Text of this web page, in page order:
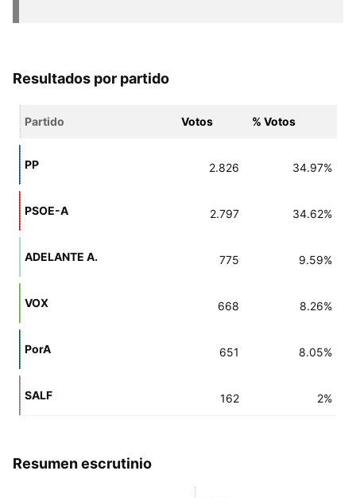
Resultados por partido
Partido Votos % Votos
PP 2.826 34.97%
PSOE-A 2.797 34.62%
ADELANTE A. 775 9.59%
VOX 668 8.26%
PorA 651 8.05%
SALF 162 2%
Resumen escrutinio